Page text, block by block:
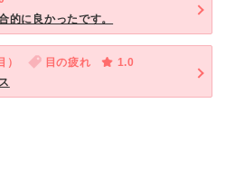
的に良かったです。
目の疲れ
1.0